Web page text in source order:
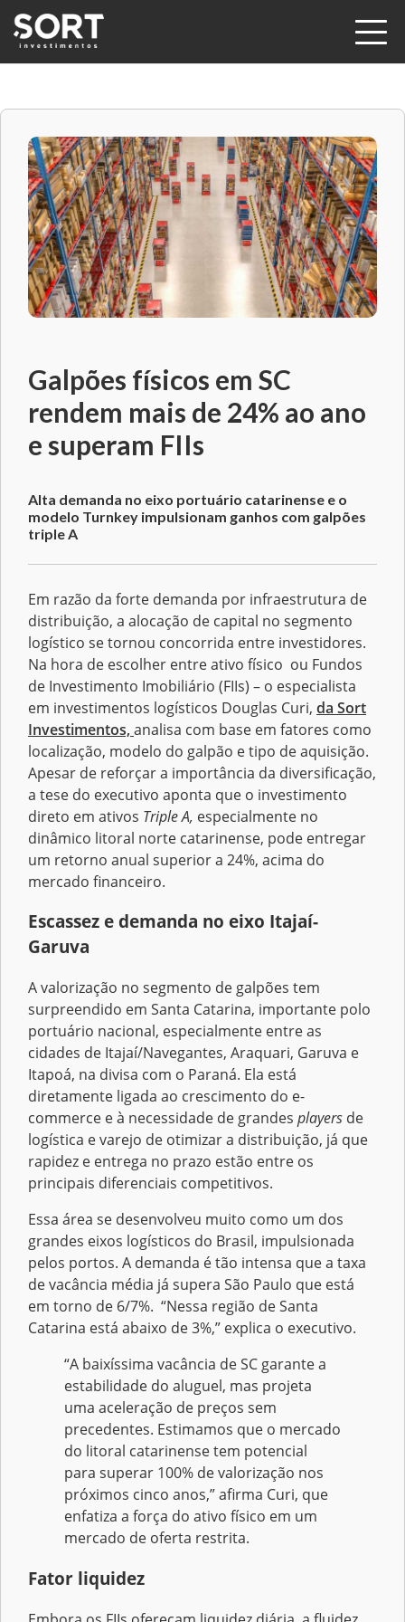
Galpões físicos em SC
rendem mais de 24% ao ano
e superam FIIs
Alta demanda no eixo portuário catarinense e o
modelo Turnkey impulsionam ganhos com galpões
triple A
Em razão da forte demanda por infraestrutura de
distribuição, a alocação de capital no segmento
logístico se tornou concorrida entre investidores.
Na hora de escolher entre ativo físico ou Fundos
de Investimento Imobiliário (FIIs) – o especialista
em investimentos logísticos Douglas Curi, da Sort
Investimentos, analisa com base em fatores como
localização, modelo do galpão e tipo de aquisição.
Apesar de reforçar a importância da diversificação,
a tese do executivo aponta que o investimento
direto em ativos Triple A, especialmente no
dinâmico litoral norte catarinense, pode entregar
um retorno anual superior a 24%, acima do
mercado financeiro.
Escassez e demanda no eixo Itajaí-
Garuva
A valorização no segmento de galpões tem
surpreendido em Santa Catarina, importante polo
portuário nacional, especialmente entre as
cidades de Itajaí/Navegantes, Araquari, Garuva e
Itapoá, na divisa com o Paraná. Ela está
diretamente ligada ao crescimento do e-
commerce e à necessidade de grandes players de
logística e varejo de otimizar a distribuição, já que
rapidez e entrega no prazo estão entre os
principais diferenciais competitivos.
Essa área se desenvolveu muito como um dos
grandes eixos logísticos do Brasil, impulsionada
pelos portos. A demanda é tão intensa que a taxa
de vacância média já supera São Paulo que está
em torno de 6/7%. “Nessa região de Santa
Catarina está abaixo de 3%,” explica o executivo.
“A baixíssima vacância de SC garante a
estabilidade do aluguel, mas projeta
uma aceleração de preços sem
precedentes. Estimamos que o mercado
do litoral catarinense tem potencial
para superar 100% de valorização nos
próximos cinco anos,” afirma Curi, que
enfatiza a força do ativo físico em um
mercado de oferta restrita.
Fator liquidez